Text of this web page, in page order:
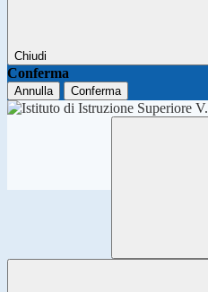
Chiudi
Conferma
Annulla Conferma